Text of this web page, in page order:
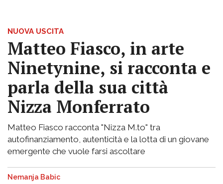
NUOVA USCITA
Matteo Fiasco, in arte
Ninetynine, si racconta e
parla della sua città
Nizza Monferrato
Matteo Fiasco racconta "Nizza M.to" tra
autofinanziamento, autenticità e la lotta di un giovane
emergente che vuole farsi ascoltare
Nemanja Babic